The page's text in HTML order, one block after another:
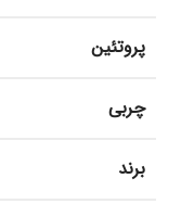
پروتئین
چربی
برند